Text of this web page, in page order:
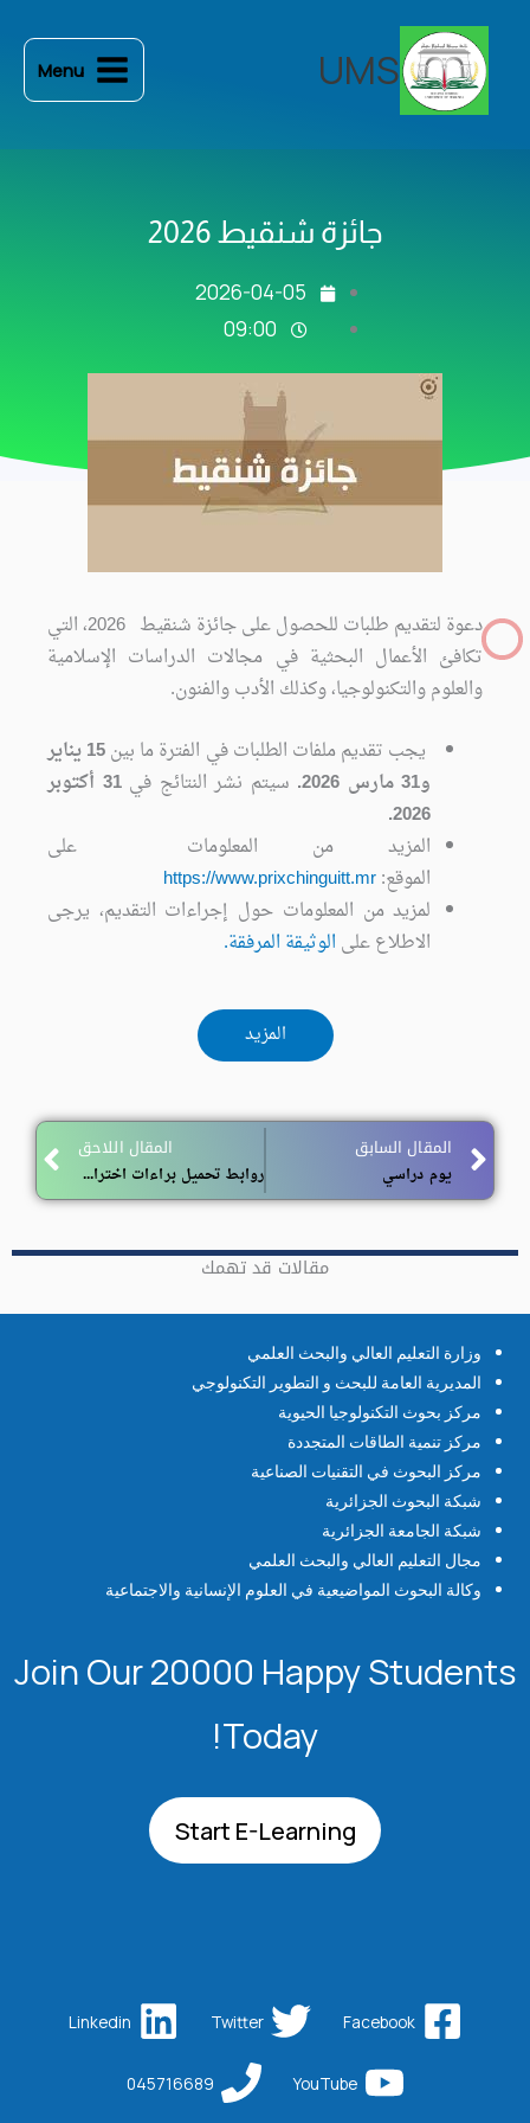
المحتوى
UMS
Menu
جائزة شنقيط 2026
2026-04-05
09:00
دعوة لتقديم طلبات للحصول على جائزة شنقيط 2026، التي
تكافئ الأعمال البحثية في مجالات الدراسات الإسلامية
والعلوم والتكنولوجيا، وكذلك الأدب والفنون.
يجب تقديم ملفات الطلبات في الفترة ما بين
15 يناير
و31 مارس 2026.
سيتم نشر النتائج في
31 أكتوبر
2026.
المزيد من المعلومات على
الموقع:
لمزيد من المعلومات حول إجراءات التقديم، يرجى
الاطلاع على الوثيقة المرفقة.
المزيد
Prev
المقال السابق
يوم دراسي
المقال اللاحق
روابط تحميل براءات اختراع عالمية + بنك من 3000 شركة ناشئة
مقالات قد تهمك
وزارة التعليم العالي والبحث العلمي
المديرية العامة للبحث و التطوير التكنولوجي
مركز بحوث التكنولوجيا الحيوية
مركز تنمية الطاقات المتجددة
مركز البحوث في التقنيات الصناعية
شبكة البحوث الجزائرية
شبكة الجامعة الجزائرية
مجال التعليم العالي والبحث العلمي
وكالة البحوث المواضيعية في العلوم الإنسانية والاجتماعية
Join Our 20000 Happy Students​
Today!
Start E-Learning
Facebook
Twitter
Linkedin
YouTube
045716689